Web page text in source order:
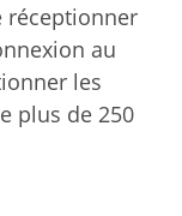
réceptionner
au
les
plus de 250